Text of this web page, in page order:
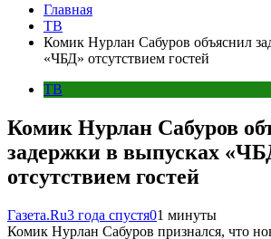
Главная
ТВ
Комик Нурлан Сабуров объяснил
«ЧБД» отсутствием гостей
ТВ
Комик Нурлан Сабуров
задержки в выпусках
отсутствием гостей
Газета.Ru3 года спустя01 минуты
Комик Нурлан Сабуров признался, что